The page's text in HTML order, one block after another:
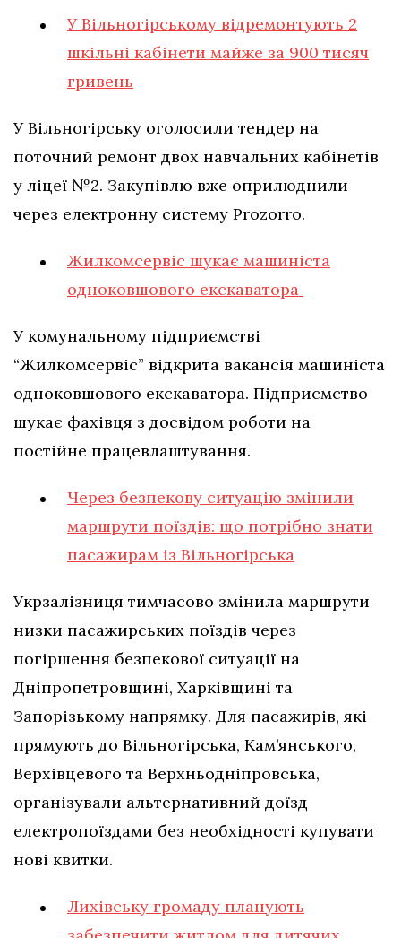
У Вільногірському відремонтують 2
шкільні кабінети майже за 900 тисяч
гривень
У Вільногірську оголосили тендер на
поточний ремонт двох навчальних кабінетів
у ліцеї №2. Закупівлю вже оприлюднили
через електронну систему Prozorro.
Жилкомсервіс шукає машиніста
одноковшового екскаватора
У комунальному підприємстві
“Жилкомсервіс” відкрита вакансія машиніста
одноковшового екскаватора. Підприємство
шукає фахівця з досвідом роботи на
постійне працевлаштування.
Через безпекову ситуацію змінили
маршрути поїздів: що потрібно знати
пасажирам із Вільногірська
Укрзалізниця тимчасово змінила маршрути
низки пасажирських поїздів через
погіршення безпекової ситуації на
Дніпропетровщині, Харківщині та
Запорізькому напрямку. Для пасажирів, які
прямують до Вільногірська, Кам’янського,
Верхівцевого та Верхньодніпровська,
організували альтернативний доїзд
електропоїздами без необхідності купувати
нові квитки.
Лихівську громаду планують